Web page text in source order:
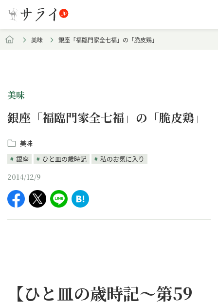
美味 銀座「福臨門家全七福」の「脆皮鶏」
美味
銀座「福臨門家全七福」の「脆皮鶏」
美味
銀座
ひと皿の歳時記 私のお気に入り
2014/12/9
【ひと皿の歳時記～第59